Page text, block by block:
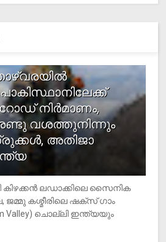
നിർമാണം,
വശത്തുനിന്നും
അതിജാ​
ലഡാക്കിലെ സൈനിക
ജമ്മു കശ്മീരിലെ ഷക്സ് ​ഗാം
Valley) ചൊല്ലി ഇന്ത്യയും